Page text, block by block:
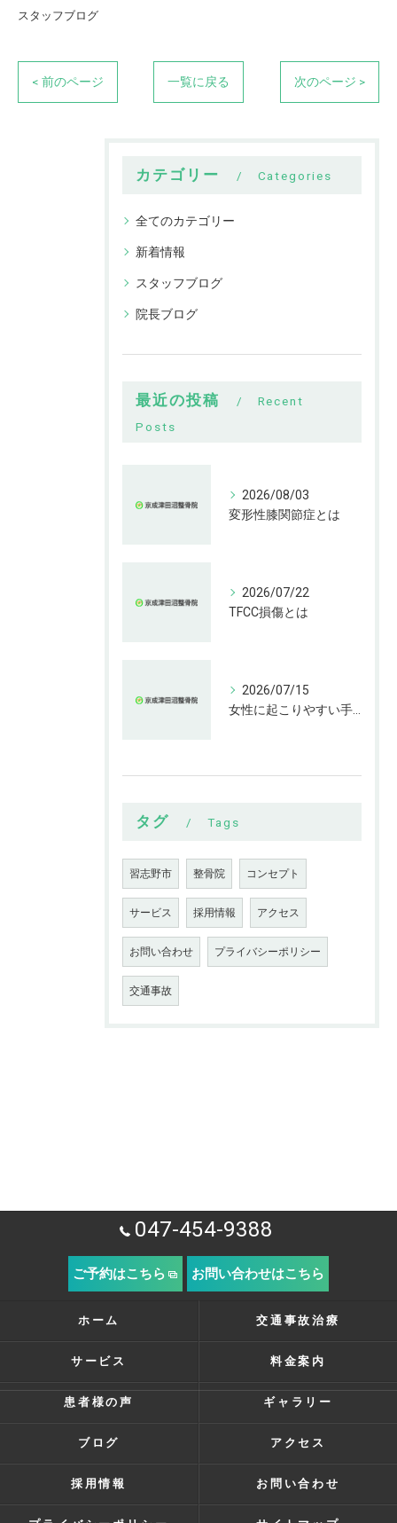
スタッフブログ
< 前のページ 一覧に戻る 次のページ >
カテゴリー Categories
全てのカテゴリー
新着情報
スタッフブログ
院長ブログ
最近の投稿
Recent
Posts
2026/08/03
変形性膝関節症とは
2026/07/22
TFCC損傷とは
2026/07/15
タグ Tags
習志野市 整骨院 コンセプト
サービス 採用情報 アクセス
お問い合わせ プライバシーポリシー
交通事故
047-454-9388
ご予約はこちら お問い合わせはこちら
ホーム 交通事故治療
サービス 料金案内
患者様の声 ギャラリー
ブログ アクセス
採用情報 お問い合わせ